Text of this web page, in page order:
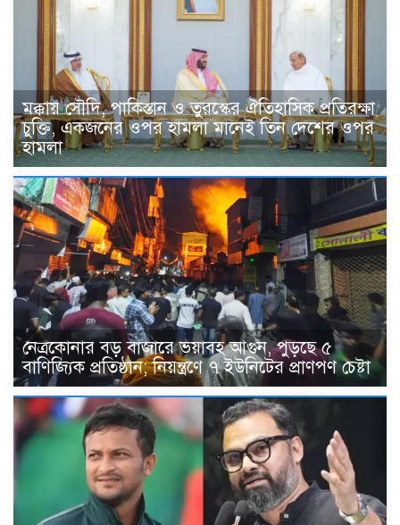
মক্কায় সৌদি, পাকিস্তান ও তুরস্কের ঐতিহাসিক প্রতিরক্ষা
চুক্তি, একজনের ওপর হামলা মানেই তিন দেশের ওপর
হামলা
নেত্রকোনার বড় বাজারে ভয়াবহ আগুন, পুড়ছে ৫
বাণিজ্যিক প্রতিষ্ঠান; নিয়ন্ত্রণে ৭ ইউনিটের প্রাণপণ চেষ্টা